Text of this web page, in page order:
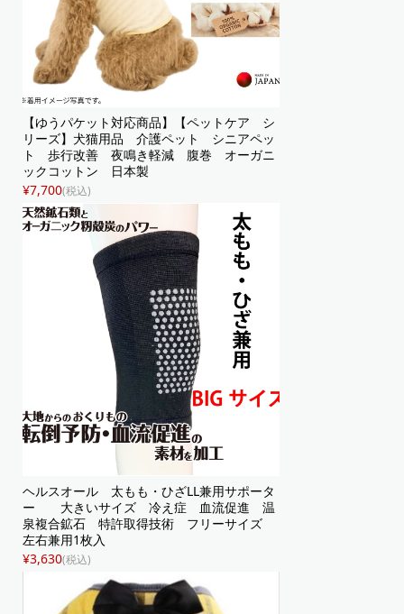
【ゆうパケット対応商品】【ペットケア シ
リーズ】犬猫用品 介護ペット シニアペッ
ト 歩行改善 夜鳴き軽減 腹巻 オーガニ
ックコットン 日本製
¥7,700(税込)
ヘルスオール 太もも・ひざLL兼用サポータ
ー 大きいサイズ 冷え症 血流促進 温
泉複合鉱石 特許取得技術 フリーサイズ
左右兼用1枚入
¥3,630(税込)